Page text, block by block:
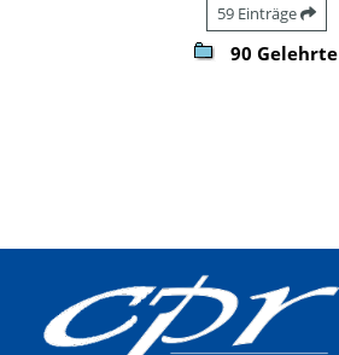
59 Einträge
90 Gelehrte